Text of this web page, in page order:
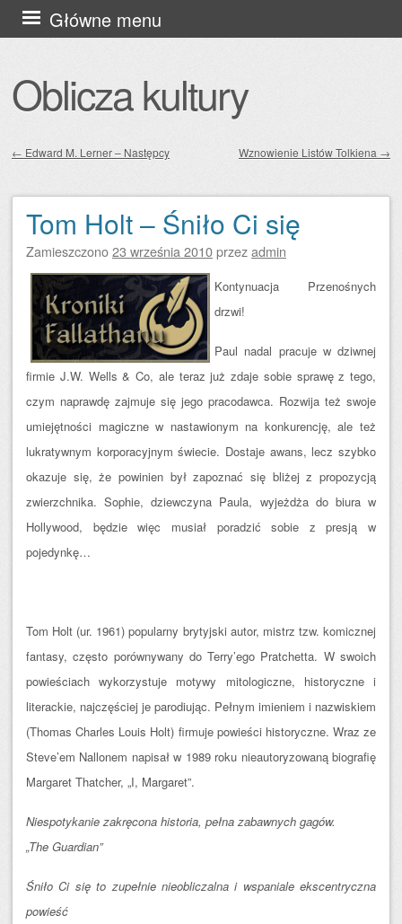
Oblicza kultury
Główne menu
Przejdź
do
← Edward M. Lerner – Następcy Wznowienie Listów Tolkiena →
Tom Holt – Śniło Ci się
Zamieszczono23 września 2010przezadmin
Kontynuacja Przenośnych
drzwi!
Paul nadal pracuje w dziwnej
firmie J.W. Wells & Co, ale teraz już zdaje sobie sprawę z tego,
czym naprawdę zajmuje się jego pracodawca. Rozwija też swoje
umiejętności magiczne w nastawionym na konkurencję, ale też
lukratywnym korporacyjnym świecie. Dostaje awans, lecz szybko
okazuje się, że powinien był zapoznać się bliżej z propozycją
zwierzchnika. Sophie, dziewczyna Paula, wyjeżdża do biura w
Hollywood, będzie więc musiał poradzić sobie z presją w
pojedynkę…
Tom Holt (ur. 1961) popularny brytyjski autor, mistrz tzw. komicznej
fantasy, często porównywany do Terry’ego Pratchetta. W swoich
powieściach wykorzystuje motywy mitologiczne, historyczne i
literackie, najczęściej je parodiując. Pełnym imieniem i nazwiskiem
(Thomas Charles Louis Holt) firmuje powieści historyczne. Wraz ze
Steve’em Nallonem napisał w 1989 roku nieautoryzowaną biografię
Margaret Thatcher, „I, Margaret”.
Niespotykanie zakręcona historia, pełna zabawnych gagów.
„The Guardian”
Śniło Ci się to zupełnie nieobliczalna i wspaniale ekscentryczna
powieść